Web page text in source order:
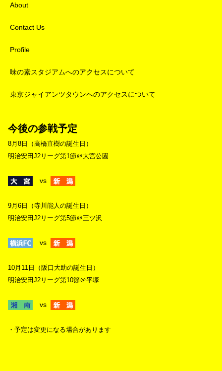
About
Contact Us
Profile
味の素スタジアムへのアクセスについて
東京ジャイアンツタウンへのアクセスについて
今後の参戦予定
8月8日（高橋直樹の誕生日）
明治安田J2リーグ第1節＠大宮公園
vs
9月6日（寺川能人の誕生日）
明治安田J2リーグ第5節＠三ツ沢
vs
10月11日（阪口大助の誕生日）
明治安田J2リーグ第10節＠平塚
vs
・予定は変更になる場合があります